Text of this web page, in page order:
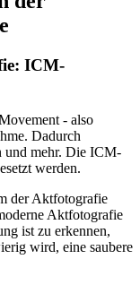
ICM-
- also
Dadurch
und mehr. Die ICM-
werden.
der Aktfotografie
Aktfotografie
ist zu erkennen,
wird, eine saubere